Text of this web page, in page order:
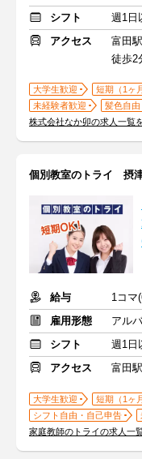
シフト
週1日
アクセス
富田駅
徒歩2
大学生歓迎 短期（1ヶ
未経験者歓迎
髪色自由
株式会社なか卯の求人一覧
個別教室のトライ 摂
給与
1コマ
雇用形態
アル
シフト
週1日
アクセス
富田駅
大学生歓迎 短期（1ヶ
シフト自由・自己申告
家庭教師のトライの求人一